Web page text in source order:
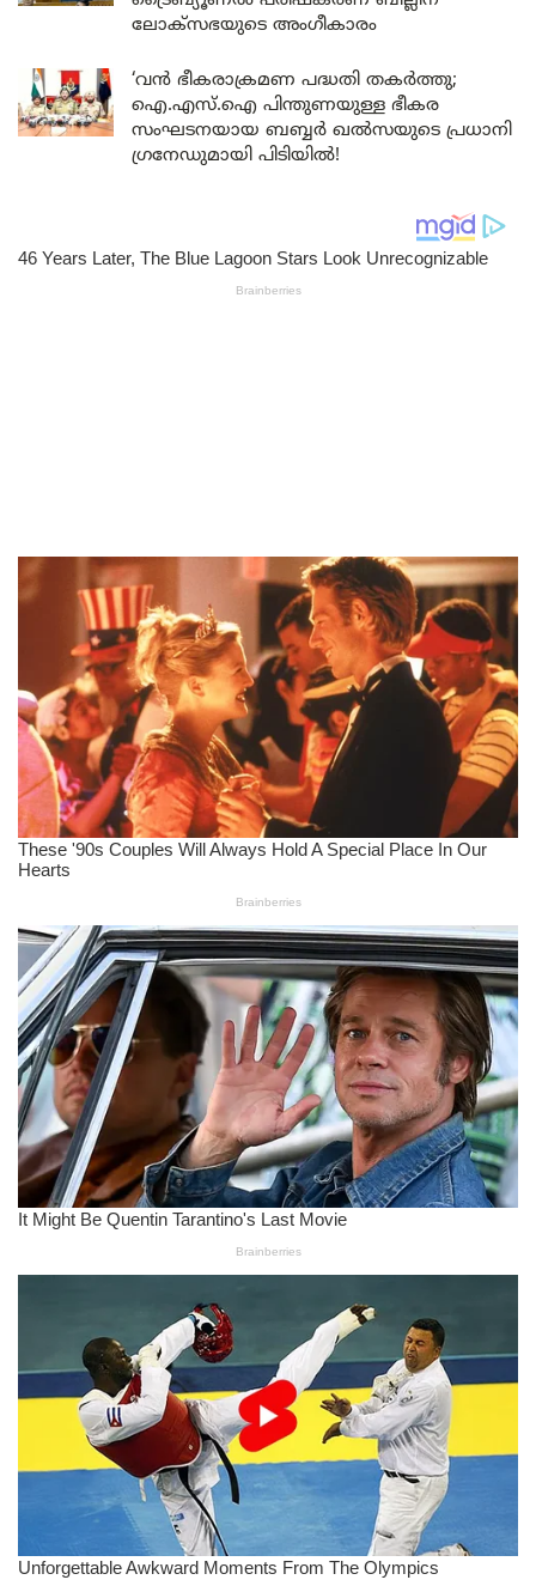
ലോക്‌സഭയുടെ അംഗീകാരം
‘വൻ ഭീകരാക്രമണ പദ്ധതി തകർത്തു;
ഐ.എസ്.ഐ പിന്തുണയുള്ള ഭീകര
സംഘടനയായ ബബ്ബർ ഖൽസയുടെ പ്രധാനി
ഗ്രനേഡുമായി പിടിയിൽ!